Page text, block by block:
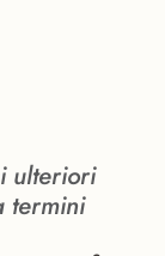
ulteriori
termini